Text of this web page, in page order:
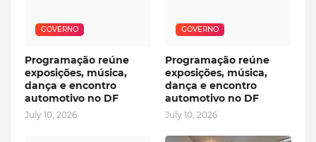
GOVERNO
Programação reúne
exposições, música,
dança e encontro
automotivo no DF
July 10, 2026
GOVERNO
Programação reúne
exposições, música,
dança e encontro
automotivo no DF
July 10, 2026